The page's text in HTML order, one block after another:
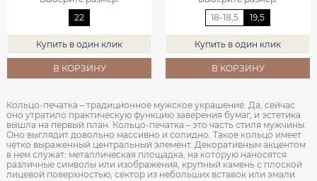
22
Купить в один клик
В КОРЗИНУ
18-18,5
19,5
Купить в один клик
В КОРЗИНУ
Кольцо-печатка – традиционное мужское украшение. Да, сейчас
оно утратило практическую функцию заверения бумаг, и эстетика
вышла на первый план. Кольцо-печатка – это часть стиля мужчины.
Оно выглядит довольно массивно и солидно. Такое кольцо имеет
четко выраженный центральный элемент. Декоративным акцентом
в нем служат: металлическая площадка, на которую наносятся
различные символы или изображения, крупный камень с плоской
лицевой поверхностью, сектор из небольших вставок или эмали.